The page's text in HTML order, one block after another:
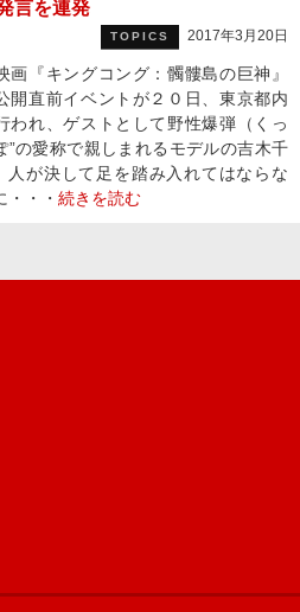
言を連発
TOPICS 2017年3月20日
『キングコング：髑髏島の巨神』
開直前イベントが２０日、東京都内
われ、ゲストとして野性爆弾（くっ
”の愛称で親しまれるモデルの吉木千
が決して足を踏み入れてはならな
・・・ 続きを読む